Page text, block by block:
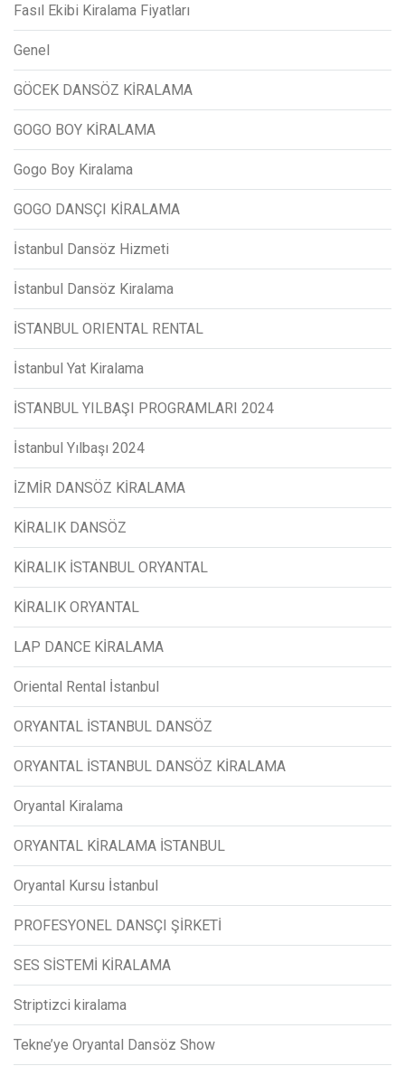
Fasıl Ekibi Kiralama Fiyatları
Genel
GÖCEK DANSÖZ KİRALAMA
GOGO BOY KİRALAMA
Gogo Boy Kiralama
GOGO DANSÇI KİRALAMA
İstanbul Dansöz Hizmeti
İstanbul Dansöz Kiralama
İSTANBUL ORIENTAL RENTAL
İstanbul Yat Kiralama
İSTANBUL YILBAŞI PROGRAMLARI 2024
İstanbul Yılbaşı 2024
İZMİR DANSÖZ KİRALAMA
KİRALIK DANSÖZ
KİRALIK İSTANBUL ORYANTAL
KİRALIK ORYANTAL
LAP DANCE KİRALAMA
Oriental Rental İstanbul
ORYANTAL İSTANBUL DANSÖZ
ORYANTAL İSTANBUL DANSÖZ KİRALAMA
Oryantal Kiralama
ORYANTAL KİRALAMA İSTANBUL
Oryantal Kursu İstanbul
PROFESYONEL DANSÇI ŞİRKETİ
SES SİSTEMİ KİRALAMA
Striptizci kiralama
Tekne’ye Oryantal Dansöz Show